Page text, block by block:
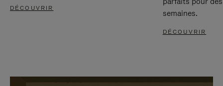
DÉCOUVRIR
semaines.
DÉCOUVRIR